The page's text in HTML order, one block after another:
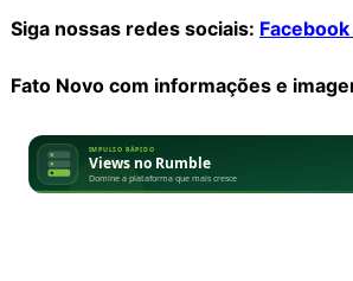
Siga nossas redes sociais: Facebook
Fato Novo com informações e